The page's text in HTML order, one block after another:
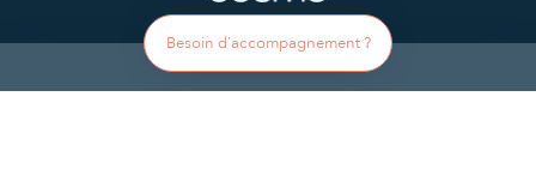
Besoin d'accompagnement ?